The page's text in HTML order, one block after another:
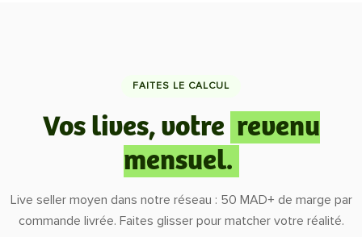
FAITES LE CALCUL
Vos lives, votre revenu
mensuel.
Live seller moyen dans notre réseau : 50 MAD+ de marge par
commande livrée. Faites glisser pour matcher votre réalité.